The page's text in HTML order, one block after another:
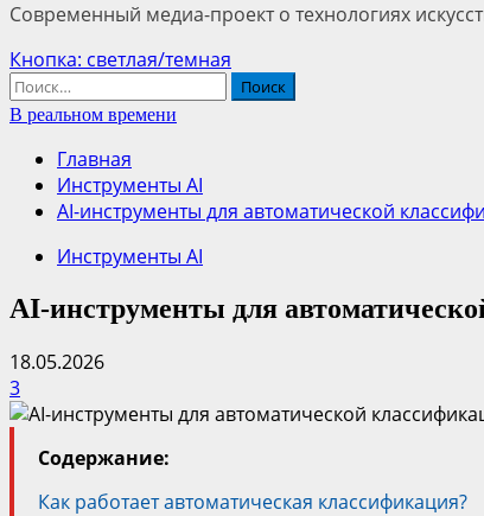
Современный медиа-проект о технологиях
Основное
меню
Кнопка: светлая/темная
Найти:
В реальном времени
Главная
Инструменты AI
AI-инструменты для автоматической
Инструменты AI
AI-инструменты для
18.05.2026
3
Содержание:
Как работает автоматическая классификация?